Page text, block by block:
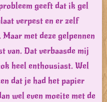
geeft dat ik gel
verpest en er zelf
met deze gelpennen
van. Dat verbaasde mij
heel enthousiast. Wel
dat je had het papier
wel even moeite met de